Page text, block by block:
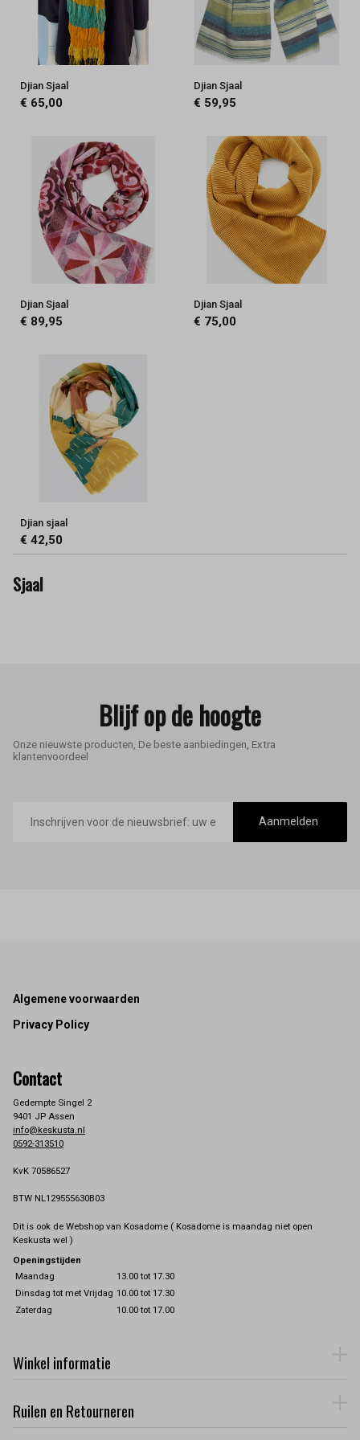
Djian Sjaal
€ 65,00
Djian Sjaal
€ 59,95
Djian Sjaal
€ 89,95
Djian Sjaal
€ 75,00
Djian sjaal
€ 42,50
Sjaal
Blijf op de hoogte
Onze nieuwste producten, De beste aanbiedingen, Extra
klantenvoordeel
mailadres
Aanmelden
Footer
Algemene voorwaarden
Privacy Policy
Contact
Gedempte Singel 2
9401 JP Assen
info@keskusta.nl
0592-313510
KvK 70586527
BTW NL129555630B03
Dit is ook de Webshop van Kosadome ( Kosadome is maandag niet open
Keskusta wel )
Openingstijden
Maandag
13.00 tot 17.30
Dinsdag tot met Vrijdag 10.00 tot 17.30
Zaterdag
10.00 tot 17.00
Winkel informatie
Ruilen en Retourneren